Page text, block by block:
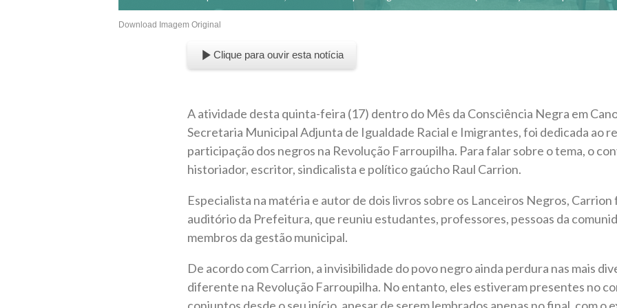
Download Imagem Original
Clique para ouvir esta notícia
A atividade desta quinta-feira (17) dentro do Mês da Consciência Negra em
Secretaria Municipal Adjunta de Igualdade Racial e Imigrantes, foi dedicada ao
participação dos negros na Revolução Farroupilha. Para falar sobre o tema, o
historiador, escritor, sindicalista e político gaúcho Raul Carrion.
Especialista na matéria e autor de dois livros sobre os Lanceiros Negros, Carrion
auditório da Prefeitura, que reuniu estudantes, professores, pessoas da
membros da gestão municipal.
De acordo com Carrion, a invisibilidade do povo negro ainda perdura nas mais
diferente na Revolução Farroupilha. No entanto, eles estiveram presentes no